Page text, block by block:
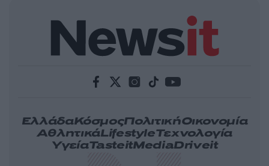
ΕλλάδαΚόσμοςΠολιτικήΟικονομία
ΑθλητικάLifestyleΤεχνολογία
ΥγείαTasteitMediaDriveit